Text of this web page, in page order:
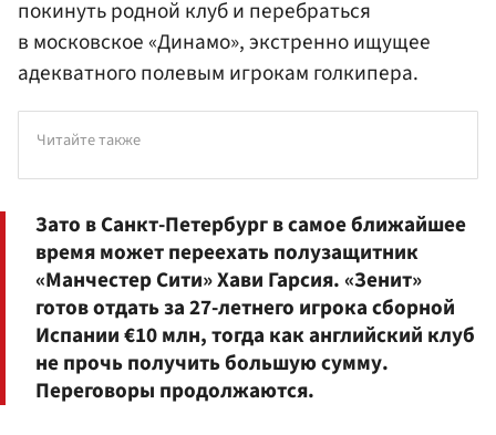
покинуть родной клуб и перебраться
в московское «Динамо», экстренно ищущее
адекватного полевым игрокам голкипера.
Читайте также
Зато в Санкт-Петербург в самое ближайшее
время может переехать полузащитник
«Манчестер Сити» Хави Гарсия. «Зенит»
готов отдать за 27-летнего игрока сборной
Испании €10 млн, тогда как английский клуб
не прочь получить большую сумму.
Переговоры продолжаются.